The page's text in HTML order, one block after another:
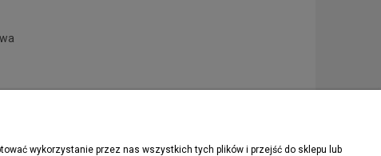
wykorzystanie przez nas wszystkich tych plików i przejść do sklepu lub